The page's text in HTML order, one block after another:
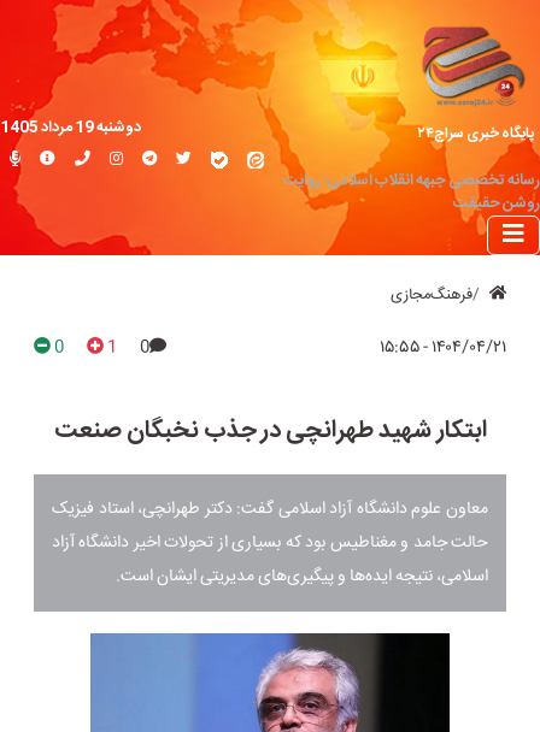
پایگاه خبری سراج۲۴
رسانه تخصصی جبهه انقلاب اسلامی؛ روایت
روشن حقیقت
دوشنبه 19 مرداد 1405
فرهنگ‌مجازی
۱۴۰۴/۰۴/۲۱ - ۱۵:۵۵ 0
1
0
ابتکار شهید طهرانچی در جذب نخبگان صنعت
معاون علوم دانشگاه آزاد اسلامی گفت: دکتر طهرانچی، استاد فیزیک
حالت جامد و مغناطیس بود که بسیاری از تحولات اخیر دانشگاه آزاد
اسلامی، نتیجه ایده‌ها و پیگیری‌های مدیریتی ایشان است.